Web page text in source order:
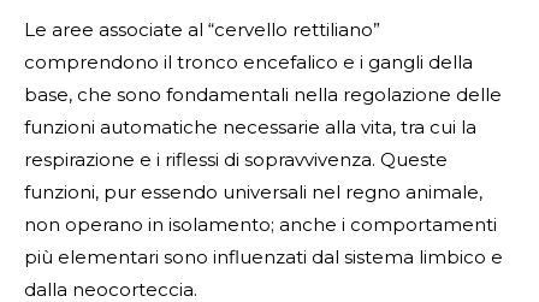
Le aree associate al “cervello rettiliano”
comprendono il tronco encefalico e i gangli della
base, che sono fondamentali nella regolazione delle
funzioni automatiche necessarie alla vita, tra cui la
respirazione e i riflessi di sopravvivenza. Queste
funzioni, pur essendo universali nel regno animale,
non operano in isolamento; anche i comportamenti
più elementari sono influenzati dal sistema limbico e
dalla neocorteccia.